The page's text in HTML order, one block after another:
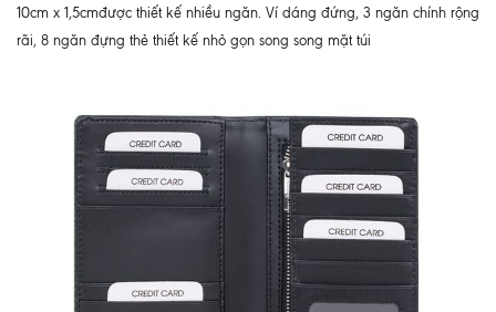
10cm x 1,5cmđược thiết kế nhiều ngăn. Ví dáng đứng, 3 ngăn chính rộng
rãi, 8 ngăn đựng thẻ thiết kế nhỏ gọn song song mặt túi